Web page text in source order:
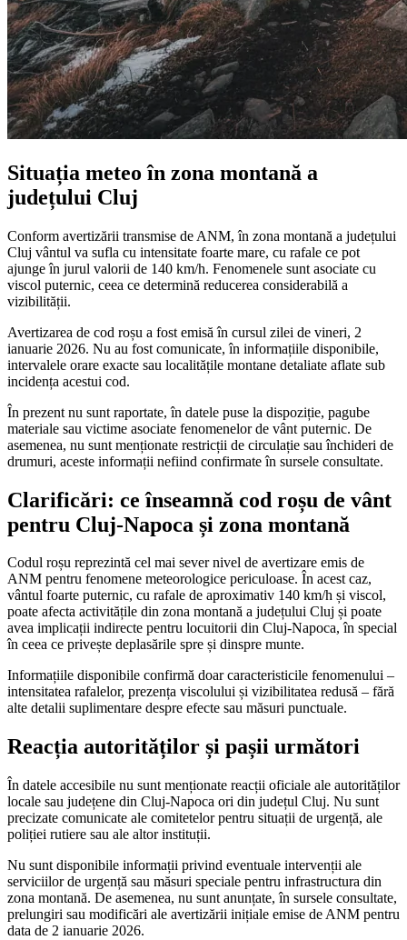
Situația meteo în zona montană a
județului Cluj
Conform avertizării transmise de ANM, în zona montană a județului
Cluj vântul va sufla cu intensitate foarte mare, cu rafale ce pot
ajunge în jurul valorii de 140 km/h. Fenomenele sunt asociate cu
viscol puternic, ceea ce determină reducerea considerabilă a
vizibilității.
Avertizarea de cod roșu a fost emisă în cursul zilei de vineri, 2
ianuarie 2026. Nu au fost comunicate, în informațiile disponibile,
intervalele orare exacte sau localitățile montane detaliate aflate sub
incidența acestui cod.
În prezent nu sunt raportate, în datele puse la dispoziție, pagube
materiale sau victime asociate fenomenelor de vânt puternic. De
asemenea, nu sunt menționate restricții de circulație sau închideri de
drumuri, aceste informații nefiind confirmate în sursele consultate.
Clarificări: ce înseamnă cod roșu de vânt
pentru Cluj-Napoca și zona montană
Codul roșu reprezintă cel mai sever nivel de avertizare emis de
ANM pentru fenomene meteorologice periculoase. În acest caz,
vântul foarte puternic, cu rafale de aproximativ 140 km/h și viscol,
poate afecta activitățile din zona montană a județului Cluj și poate
avea implicații indirecte pentru locuitorii din Cluj-Napoca, în special
în ceea ce privește deplasările spre și dinspre munte.
Informațiile disponibile confirmă doar caracteristicile fenomenului –
intensitatea rafalelor, prezența viscolului și vizibilitatea redusă – fără
alte detalii suplimentare despre efecte sau măsuri punctuale.
Reacția autorităților și pașii următori
În datele accesibile nu sunt menționate reacții oficiale ale autorităților
locale sau județene din Cluj-Napoca ori din județul Cluj. Nu sunt
precizate comunicate ale comitetelor pentru situații de urgență, ale
poliției rutiere sau ale altor instituții.
Nu sunt disponibile informații privind eventuale intervenții ale
serviciilor de urgență sau măsuri speciale pentru infrastructura din
zona montană. De asemenea, nu sunt anunțate, în sursele consultate,
prelungiri sau modificări ale avertizării inițiale emise de ANM pentru
data de 2 ianuarie 2026.